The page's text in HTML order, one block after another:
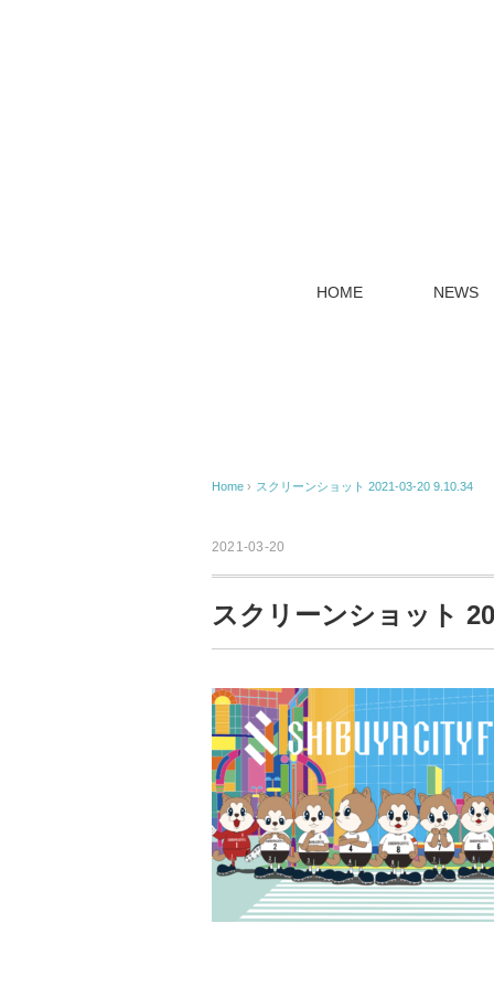
HOME NEWS
Home › スクリーンショット 2021-03-20 9.10.34
2021-03-20
スクリーンショット